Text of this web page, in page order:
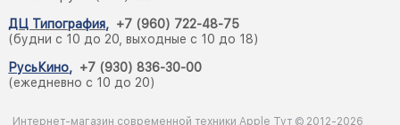
ДЦ Типография, +7 (960) 722-48-75
(будни с 10 до 20, выходные с 10 до 18)
РусьКино, +7 (930) 836-30-00
(ежедневно с 10 до 20)
Интернет-магазин современной техники Apple Тут © 2012-2026